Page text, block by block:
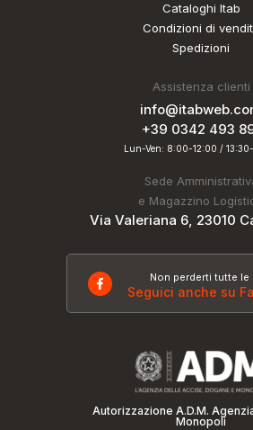
Cataloghi Itab
Condizioni di
Spedizioni
Assistenza clienti
+39 0342 493
Lun-Ven: 8:00-12:00 /
Sede
e Magazzino
Via Valeriana 6, 23010
Non perderti tutte le
Seguici anche su
Autorizzazione A.D.M.
Monopoli